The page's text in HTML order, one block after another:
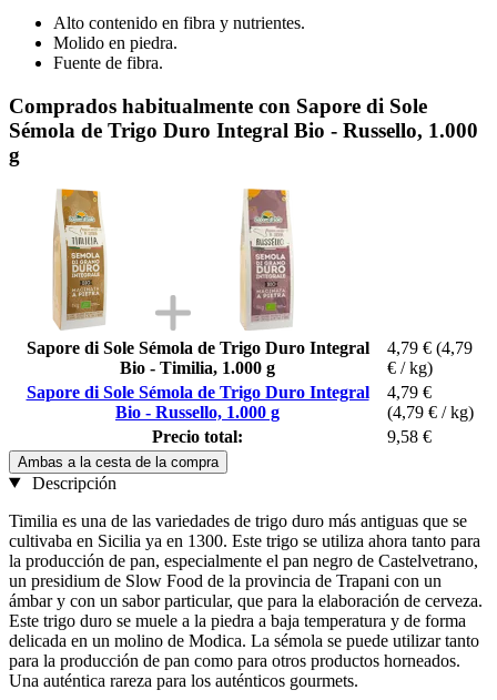
Alto contenido en fibra y nutrientes.
Molido en piedra.
Fuente de fibra.
Comprados habitualmente con Sapore di Sole
Sémola de Trigo Duro Integral Bio - Russello, 1.000
g
Sapore di Sole Sémola de Trigo Duro Integral
Bio - Timilia, 1.000 g
4,79 € (4,79
€ / kg)
Sapore di Sole Sémola de Trigo Duro Integral
Bio - Russello, 1.000 g
4,79 €
(4,79 € / kg)
Precio total:
9,58 €
Ambas a la cesta de la compra
Descripción
Timilia es una de las variedades de trigo duro más antiguas que se
cultivaba en Sicilia ya en 1300. Este trigo se utiliza ahora tanto para
la producción de pan, especialmente el pan negro de Castelvetrano,
un presidium de Slow Food de la provincia de Trapani con un
ámbar y con un sabor particular, que para la elaboración de cerveza.
Este trigo duro se muele a la piedra a baja temperatura y de forma
delicada en un molino de Modica. La sémola se puede utilizar tanto
para la producción de pan como para otros productos horneados.
Una auténtica rareza para los auténticos gourmets.